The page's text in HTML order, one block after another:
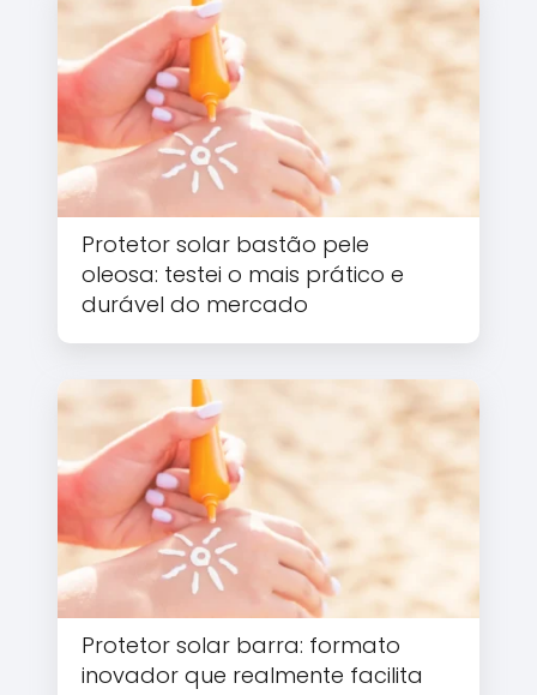
Protetor solar bastão pele
oleosa: testei o mais prático e
durável do mercado
Protetor solar barra: formato
inovador que realmente facilita